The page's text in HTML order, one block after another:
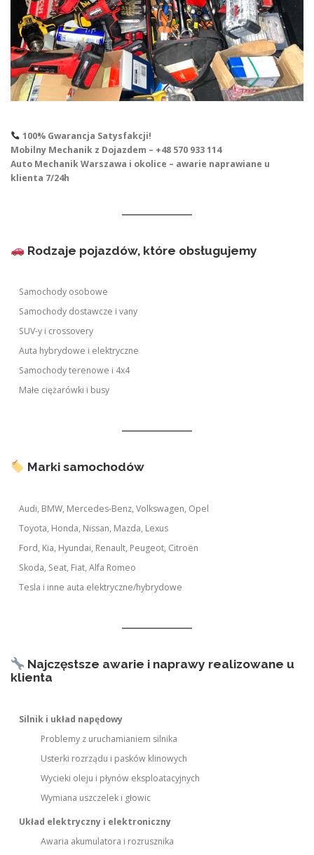
100% Gwarancja Satysfakcji!
Mobilny Mechanik z Dojazdem – +48 570 933 114
Auto Mechanik Warszawa i okolice – awarie naprawiane u
klienta 7/24h
Rodzaje pojazdów, które obsługujemy
Samochody osobowe
Samochody dostawcze i vany
SUV-y i crossovery
Auta hybrydowe i elektryczne
Samochody terenowe i 4x4
Małe ciężarówki i busy
Marki samochodów
Audi, BMW, Mercedes-Benz, Volkswagen, Opel
Toyota, Honda, Nissan, Mazda, Lexus
Ford, Kia, Hyundai, Renault, Peugeot, Citroën
Skoda, Seat, Fiat, Alfa Romeo
Tesla i inne auta elektryczne/hybrydowe
Najczęstsze awarie i naprawy realizowane u
klienta
Silnik i układ napędowy
Problemy z uruchamianiem silnika
Usterki rozrządu i pasków klinowych
Wycieki oleju i płynów eksploatacyjnych
Wymiana uszczelek i głowic
Układ elektryczny i elektroniczny
Awaria akumulatora i rozrusznika